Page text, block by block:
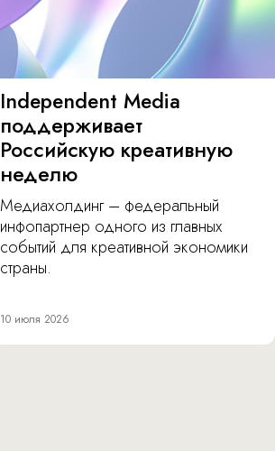
Independent Media
поддерживает
Российскую креативную
неделю
Медиахолдинг – федеральный
инфопартнер одного из главных
событий для креативной экономики
страны.
10 июля 2026